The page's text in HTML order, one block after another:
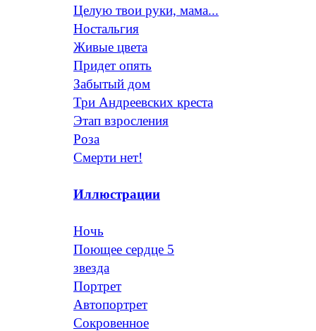
Целую твои руки, мама...
Ностальгия
Живые цвета
Придет опять
Забытый дом
Три Андреевских креста
Этап взросления
Роза
Смерти нет!
Иллюстрации
Ночь
Поющее сердце 5
звезда
Портрет
Автопортрет
Сокровенное